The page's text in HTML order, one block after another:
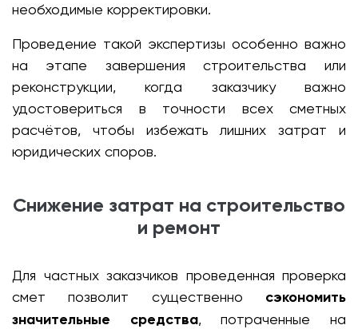
необходимые корректировки.
Проведение такой экспертизы особенно важно
на этапе завершения строительства или
реконструкции, когда заказчику важно
удостовериться в точности всех сметных
расчётов, чтобы избежать лишних затрат и
юридических споров.
Снижение затрат на строительство
и ремонт
Для частных заказчиков проведенная проверка
смет позволит существенно сэкономить
значительные средства, потраченные на